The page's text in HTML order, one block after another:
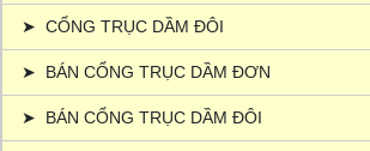
➤ CỔNG TRỤC DẦM ĐÔI
➤ BÁN CỔNG TRỤC DẦM ĐƠN
➤ BÁN CỔNG TRỤC DẦM ĐÔI